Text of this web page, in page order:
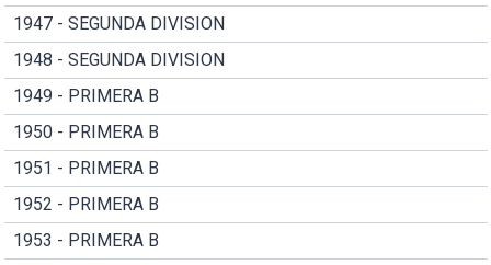
1947 - SEGUNDA DIVISION
1948 - SEGUNDA DIVISION
1949 - PRIMERA B
1950 - PRIMERA B
1951 - PRIMERA B
1952 - PRIMERA B
1953 - PRIMERA B